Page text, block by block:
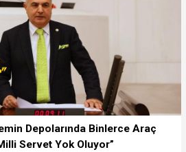
Depolarında Binlerce Araç
Servet Yok Oluyor”